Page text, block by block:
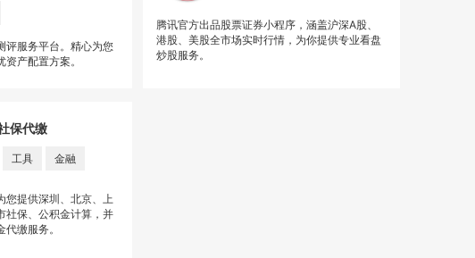
评服务平台。精心为您
产配置方案。
腾讯官方出品股票证券小程序，涵盖沪深A股、
港股、美股全市场实时行情，为你提供专业看盘
炒股服务。
保代缴
工具 金融
您提供深圳、北京、上
社保、公积金计算，并
缴服务。